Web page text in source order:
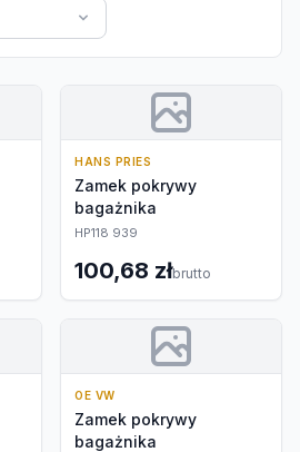
HANS PRIES
Zamek pokrywy
bagażnika
HP118 939
100,68 złbrutto
OE VW
Zamek pokrywy
bagażnika